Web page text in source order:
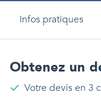
Infos pratiques
Obtenez un
Votre devis en 3